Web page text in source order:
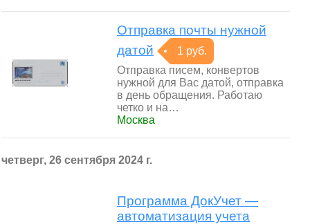
Отправка почты нужной
датой
1 руб.
Отправка писем, конвертов
нужной для Вас датой, отправка
в день обращения. Работаю
четко и на…
Москва
четверг, 26 сентября 2024 г.
Программа ДокУчет —
автоматизация учета